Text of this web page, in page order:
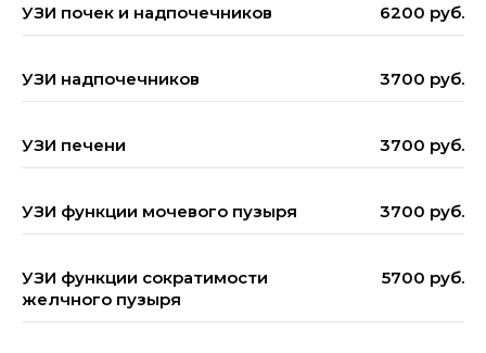
УЗИ почек и надпочечников 6200 руб.
УЗИ надпочечников 3700 руб.
УЗИ печени 3700 руб.
УЗИ функции мочевого пузыря 3700 руб.
УЗИ функции сократимости
желчного пузыря
5700 руб.